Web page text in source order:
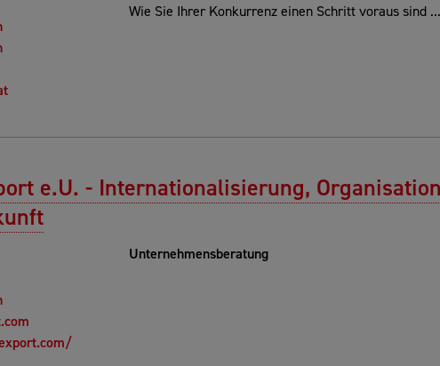
Wie Sie Ihrer Konkurrenz einen Schritt voraus sind ...
e.U. - Internationalisierung,
Unternehmensberatung